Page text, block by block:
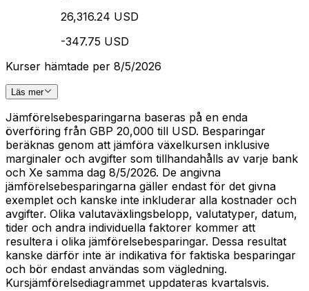
26,316.24 USD
-347.75 USD
Kurser hämtade per 8/5/2026
Läs mer
Jämförelsebesparingarna baseras på en enda
överföring från GBP 20,000 till USD. Besparingar
beräknas genom att jämföra växelkursen inklusive
marginaler och avgifter som tillhandahålls av varje bank
och Xe samma dag 8/5/2026. De angivna
jämförelsebesparingarna gäller endast för det givna
exemplet och kanske inte inkluderar alla kostnader och
avgifter. Olika valutaväxlingsbelopp, valutatyper, datum,
tider och andra individuella faktorer kommer att
resultera i olika jämförelsebesparingar. Dessa resultat
kanske därför inte är indikativa för faktiska besparingar
och bör endast användas som vägledning.
Kursjämförelsediagrammet uppdateras kvartalsvis.